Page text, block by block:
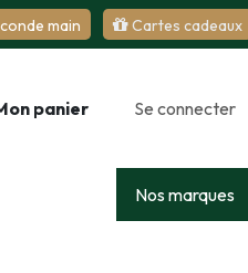
​​​​m​​a​​in Cartes cadeaux
panier Se connecter
Nos marques